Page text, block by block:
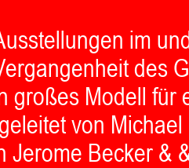
im
des
Modell für
von
Becker &